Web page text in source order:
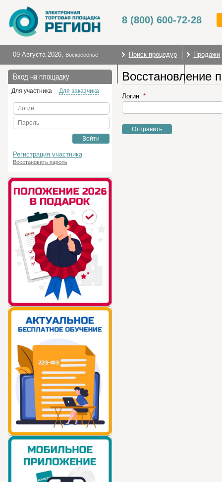
8 (800) 600-72-28
09 Августа 2026, Воскресенье Поиск процедур Продажи
Торговые секции На
Вход на площадку
Для участника Для заказчика
Логин
Пароль
Войти
Регистрация участника
Восстановить пароль
Восстановление
Логин
Отправить